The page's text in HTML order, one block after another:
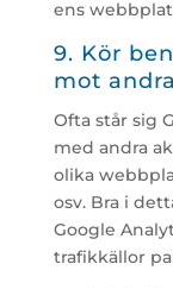
ens
9. Kör
mot
Ofta står sig
med andra
olika
osv. Bra i
Google
trafikkällor